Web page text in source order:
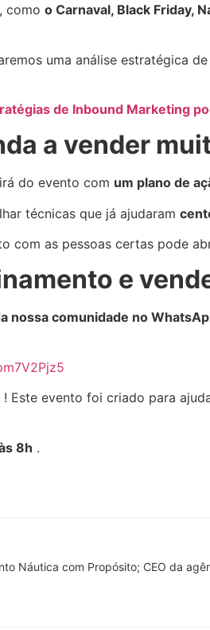
como o Carnaval, Black Friday,
uma análise estratégica
de Inbound Marketing
a vender
do evento com um plano de
técnicas que já ajudaram
com as pessoas certas pode
e
nossa comunidade no
! Este evento foi criado para
8h .
Náutica com Propósito; CEO da